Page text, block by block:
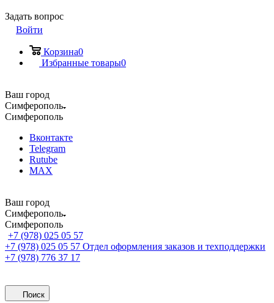
Задать вопрос
Войти
Корзина0
Избранные товары0
Ваш город
Симферополь
Симферополь
Вконтакте
Telegram
Rutube
MAX
Ваш город
Симферополь
Симферополь
+7 (978) 025 05 57
+7 (978) 025 05 57 Отдел оформления заказов и техподдержки
+7 (978) 776 37 17
Поиск